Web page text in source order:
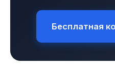
Бесплатная